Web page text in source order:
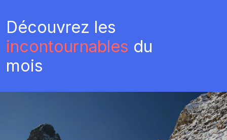
Découvrez les
incontournables du
mois